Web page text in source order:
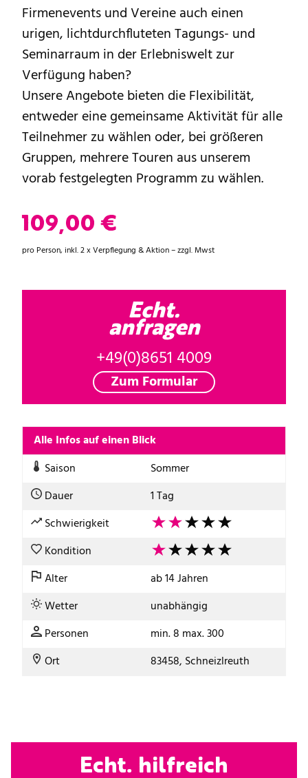
Firmenevents und Vereine auch einen
urigen, lichtdurchfluteten Tagungs- und
Seminarraum in der Erlebniswelt zur
Verfügung haben?
Unsere Angebote bieten die Flexibilität,
entweder eine gemeinsame Aktivität für alle
Teilnehmer zu wählen oder, bei größeren
Gruppen, mehrere Touren aus unserem
vorab festgelegten Programm zu wählen.
109,00 €
pro Person, inkl. 2 x Verpflegung & Aktion – zzgl. Mwst
Echt.
anfragen
+49(0)8651 4009
Zum Formular
Alle Infos auf einen Blick
Saison
Sommer
Dauer
1 Tag
Schwierigkeit
Kondition
Alter
ab 14 Jahren
Wetter
unabhängig
Personen
min. 8 max. 300
Ort
83458, Schneizlreuth
Echt. hilfreich